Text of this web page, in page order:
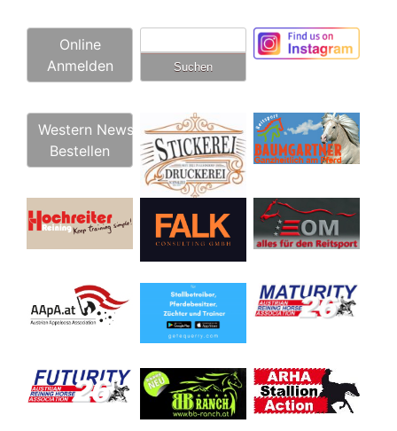
Online
Anmelden
nach:
Western News
Bestellen